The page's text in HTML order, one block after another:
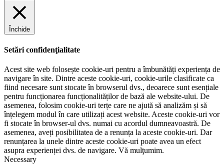
Închide
Setări confidenţialitate
Acest site web folosește cookie-uri pentru a îmbunătăți experiența de
navigare în site. Dintre aceste cookie-uri, cookie-urile clasificate ca
fiind necesare sunt stocate în browserul dvs., deoarece sunt esențiale
pentru funcționarea funcționalităților de bază ale website-ului. De
asemenea, folosim cookie-uri terțe care ne ajută să analizăm și să
înțelegem modul în care utilizați acest website. Aceste cookie-uri vor
fi stocate în browser-ul dvs. numai cu acordul dumneavoastră. De
asemenea, aveți posibilitatea de a renunța la aceste cookie-uri. Dar
renunțarea la unele dintre aceste cookie-uri poate avea un efect
asupra experienței dvs. de navigare. Vă mulţumim.
Necessary